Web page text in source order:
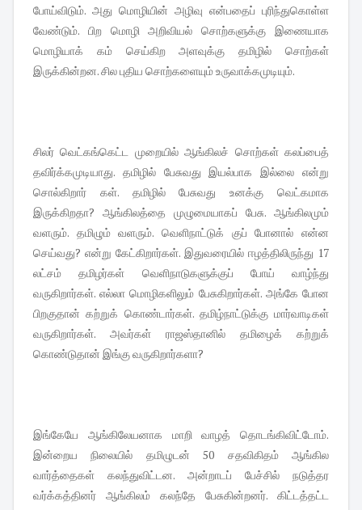
போய்விடும். அது மொழியின் அழிவு என்பதைப் புரிந்துகொள்ள
வேண்டும். பிற மொழி அறிவியல் சொற்களுக்கு இணையாக
மொழியாக் கம் செய்கிற அளவுக்கு தமிழில் சொற்கள்
இருக்கின்றன. சில புதிய சொற்களையும் உருவாக்கமுடியும்.
சிலர் வெட்கங்கெட்ட முறையில் ஆங்கிலச் சொற்கள் கலப்பைத்
தவிர்க்கமுடியாது. தமிழில் பேசுவது இயல்பாக இல்லை என்று
சொல்கிறார் கள். தமிழில் பேசுவது உனக்கு வெட்கமாக
இருக்கிறதா? ஆங்கிலத்தை முழுமையாகப் பேசு. ஆங்கிலமும்
வளரும். தமிழும் வளரும். வெளிநாட்டுக் குப் போனால் என்ன
செய்வது? என்று கேட்கிறார்கள். இதுவரையில் ஈழத்திலிருந்து 17
லட்சம் தமிழர்கள் வெளிநாடுகளுக்குப் போய் வாழ்ந்து
வருகிறார்கள். எல்லா மொழிகளிலும் பேசுகிறார்கள். அங்கே போன
பிறகுதான் கற்றுக் கொண்டார்கள். தமிழ்நாட்டுக்கு மார்வாடிகள்
வருகிறார்கள். அவர்கள் ராஜஸ்தானில் தமிழைக் கற்றுக்
கொண்டுதான் இங்கு வருகிறார்களா?
இங்கேயே ஆங்கிலேயனாக மாறி வாழத் தொடங்கிவிட்டோம்.
இன்றைய நிலையில் தமிழுடன் 50 சதவிகிதம் ஆங்கில
வார்த்தைகள் கலந்துவிட்டன. அன்றாடப் பேச்சில் நடுத்தர
வர்க்கத்தினர் ஆங்கிலம் கலந்தே பேசுகின்றனர். கிட்டத்தட்ட